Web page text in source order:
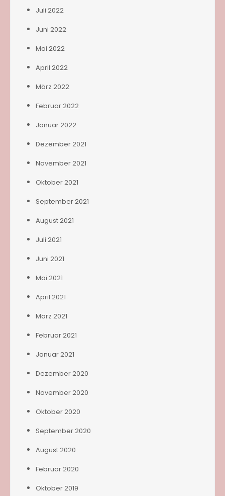
Juli 2022
Juni 2022
Mai 2022
April 2022
März 2022
Februar 2022
Januar 2022
Dezember 2021
November 2021
Oktober 2021
September 2021
August 2021
Juli 2021
Juni 2021
Mai 2021
April 2021
März 2021
Februar 2021
Januar 2021
Dezember 2020
November 2020
Oktober 2020
September 2020
August 2020
Februar 2020
Oktober 2019